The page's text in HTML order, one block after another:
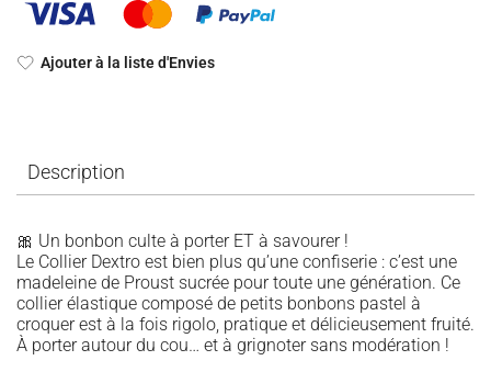
Ajouter à la liste d'Envies
Description
🎀 Un bonbon culte à porter ET à savourer !
Le Collier Dextro est bien plus qu’une confiserie : c’est une
madeleine de Proust sucrée pour toute une génération. Ce
collier élastique composé de petits bonbons pastel à
croquer est à la fois rigolo, pratique et délicieusement fruité.
À porter autour du cou… et à grignoter sans modération !